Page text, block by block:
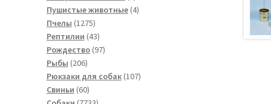
товара
Пушистые животные 44
Пчелы 12751275
товаров
Рептилии 4343
товара
Рождество 9797
Рыбы 206206
товаров
Рюкзаки для собак 107107
Свиньи 6060